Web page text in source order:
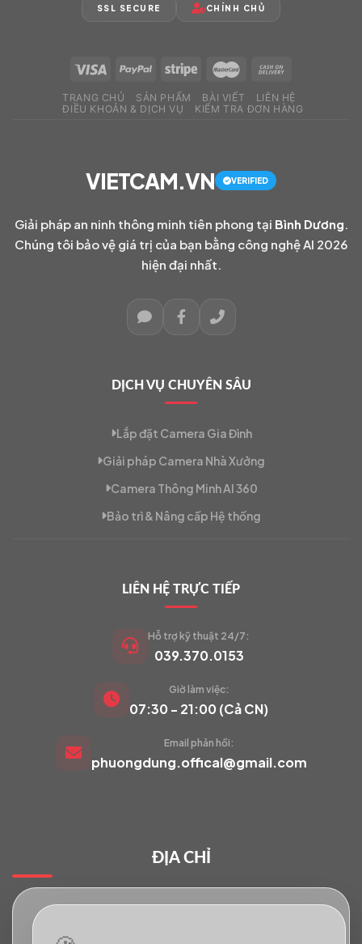
VIETCAM.VN
Đang trực tuyến
SSL SECURE CHÍNH CHỦ
TRANG CHỦ SẢN PHẨM BÀI VIẾT
LIÊN HỆ
ĐIỀU KHOẢN & DỊCH VỤ
KIỂM TRA ĐƠN HÀNG
VIETCAM.VN VERIFIED
Giải pháp an ninh thông minh tiên phong tại Bình Dương
Chúng tôi bảo vệ giá trị của bạn bằng công nghệ AI 2026
hiện đại nhất.
DỊCH VỤ CHUYÊN SÂU
Lắp đặt Camera Gia Đình
Giải pháp Camera Nhà Xưởng
Camera Thông Minh AI 360
Bảo trì & Nâng cấp Hệ thống
LIÊN HỆ TRỰC TIẾP
Hỗ trợ kỹ thuật 24/7:
039.370.0153
Giờ làm việc:
07:30 - 21:00 (Cả CN)
Email phản hồi:
phuongdung.offical@gmail.com
ĐỊA CHỈ